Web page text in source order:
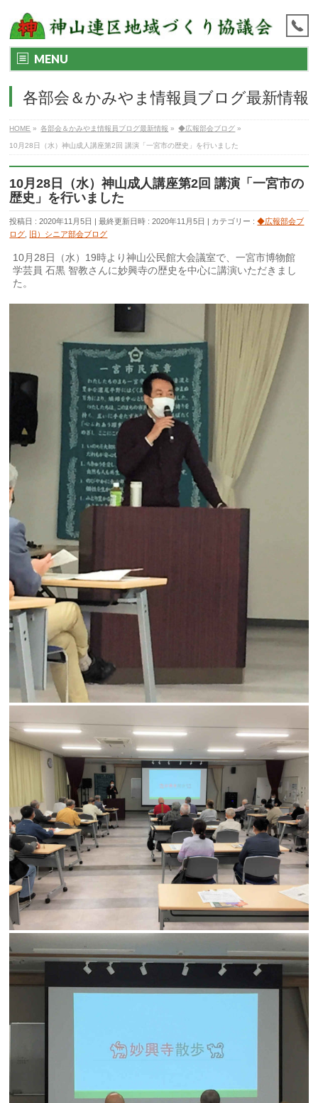
MENU
各部会＆かみやま情報員ブログ最新情報
HOME » 各部会＆かみやま情報員ブログ最新情報 » ◆広報部会ブログ »
10月28日（水）神山成人講座第2回 講演「一宮市の歴史」を行いました
10月28日（水）神山成人講座第2回 講演「一宮市の
歴史」を行いました
投稿日 : 2020年11月5日 最終更新日時 : 2020年11月5日 カテゴリー :◆広報部会ブ
ログ
旧）シニア部会ブログ
10月28日（水）19時より神山公民館大会議室で、一宮市博物館
学芸員 石黒 智教さんに妙興寺の歴史を中心に講演いただきまし
た。